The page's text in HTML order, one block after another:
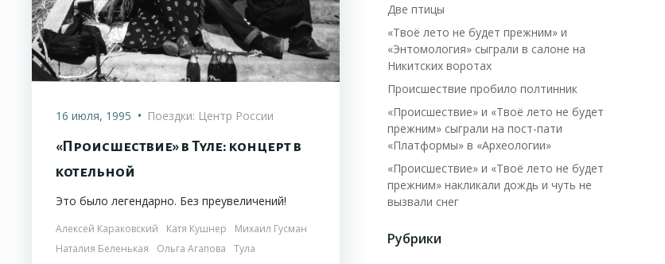
16 июля, 1995 • Поездки: Центр России
«Происшествие» в Туле: концерт в
котельной
Это было легендарно. Без преувеличений!
Алексей Караковский Катя Кушнер
Михаил Гусман
Наталия Беленькая
Ольга Агапова Тула
Две птицы
«Твоё лето не будет прежним» и
«Энтомология» сыграли в салоне на
Никитских воротах
Происшествие пробило полтинник
«Происшествие» и «Твоё лето не будет
прежним» сыграли на пост-пати
«Платформы» в «Археологии»
«Происшествие» и «Твоё лето не будет
прежним» накликали дождь и чуть не
вызвали снег
Рубрики